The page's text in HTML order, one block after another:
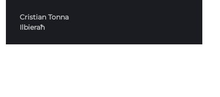
Cristian Tonna
Ilbieraħ